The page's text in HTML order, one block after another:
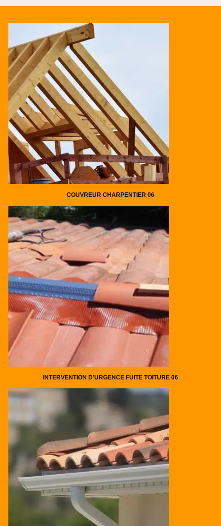
COUVREUR CHARPENTIER 06
INTERVENTION D'URGENCE FUITE TOITURE 06